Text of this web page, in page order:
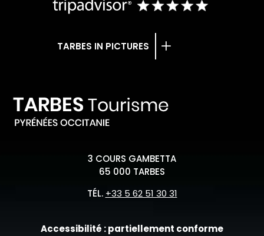
TARBES IN PICTURES
3 COURS GAMBETTA
65 000 TARBES
TÉL. +33 5 62 51 30 31
Accessibilité : partiellement conforme